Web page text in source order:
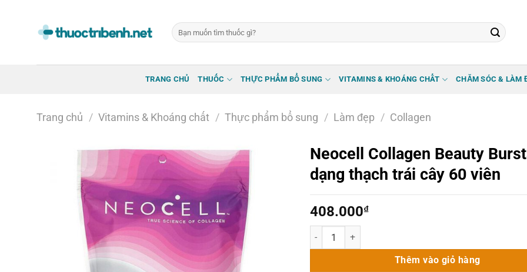
Tìm
kiếm:
TRANG CHỦ THUỐC THỰC PHẨM BỔ SUNG VITAMINS & KHOÁNG CHẤT CHĂM SÓC & LÀM
Trang chủ / Vitamins & Khoáng chất / Thực phẩm bổ sung / Làm đẹp / Collagen
Neocell Collagen Beauty
dạng thạch trái cây 60 viên
408.000₫
Neocell Collagen Beauty Bursts dạng thạch trái cây 60
Thêm vào giỏ hàng